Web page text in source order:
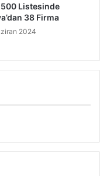
500 Listesinde
38 Firma
2024